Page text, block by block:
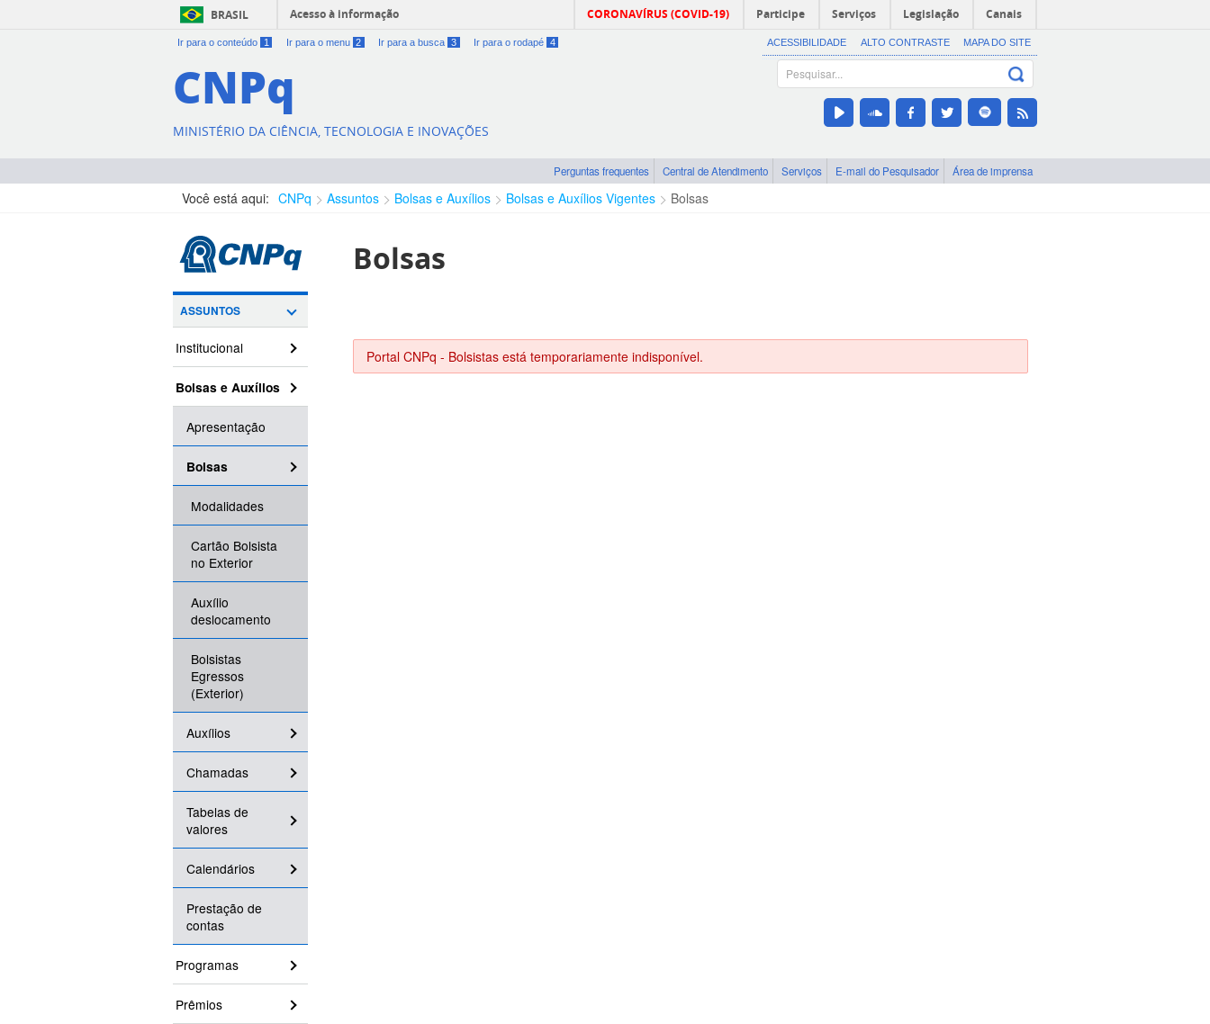
BRASIL Acesso à informação CORONAVÍRUS (COVID-19) Participe Serviços Legislação Canais
Ir para o conteúdo 1 Ir para o menu 2 Ir para a busca 3 Ir para o rodapé 4 ACESSIBILIDADE ALTO CONTRASTE MAPA DO SITE
CNPq
MINISTÉRIO DA CIÊNCIA, TECNOLOGIA E INOVAÇÕES
Perguntas frequentes Central de Atendimento Serviços E-mail do Pesquisador Área de imprensa
Você está aqui: CNPq Assuntos Bolsas e Auxílios Bolsas e Auxílios Vigentes Bolsas
ASSUNTOS
Institucional
Bolsas e Auxílios
Apresentação
Bolsas
Modalidades
Cartão Bolsista
no Exterior
Auxílio
deslocamento
Bolsistas
Egressos
(Exterior)
Auxílios
Chamadas
Tabelas de
valores
Calendários
Prestação de
contas
Programas
Prêmios
Bolsas
Portal CNPq - Bolsistas está temporariamente indisponível.